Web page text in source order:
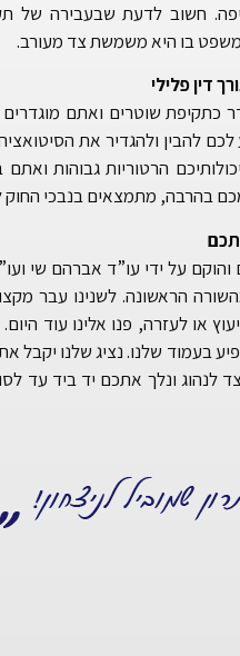
חשוב לדעת שבעבירה של
בו היא משמשת צד מעורב.
דין פלילי
כתקיפת שוטרים ואתם
לכם להבין ולהגדיר את
הרטוריות גבוהות
בהרבה, מתמצאים בנבכי החוק
פועל בתחום כבר 13 שנים והוקם על ידי
מהשורה הראשונה. לשנינו עבר
בעמוד שלנו. נציג שלנו
לנהוג ונלך אתכם יד ביד עד